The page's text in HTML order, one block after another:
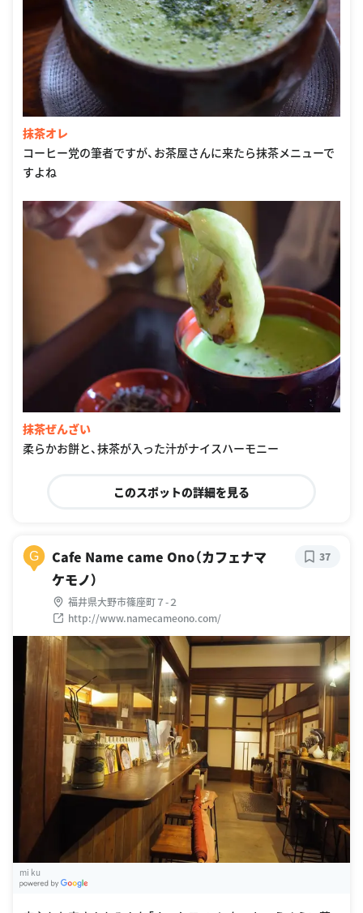
抹茶オレ
コーヒー党の筆者ですが、お茶屋さんに来たら抹茶メニューで
すよね
抹茶ぜんざい
柔らかお餅と、抹茶が入った汁がナイスハーモニー
このスポットの詳細を見る
G
Cafe Name came Ono（カフェナマ
ケモノ）
福井県大野市篠座町７-２
http://www.namecameono.com/
37
mi ku